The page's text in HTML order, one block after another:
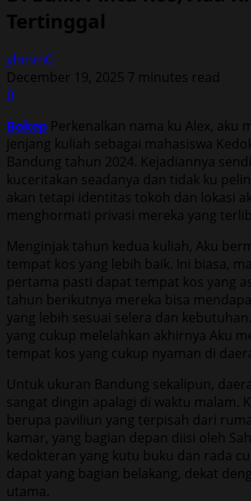
Tertinggal
yhmm0
December 19, 2025 7 minutes read
0
Bokep Perkenalkan nama ku Alex, aku
jenjang kuliah sebagai mahasiswa
Bandung tahun 2024. Kejadiannya
kuceritakan seadanya dan tidak ku
akan tetapi identitas tokoh dan lokasi
menghormati privasi mereka yang
Menginjak tahun kedua kuliah, Aku
tempat kos yang lebih baik. Ini biasa,
pertama pasti dapat tempat kos yang
tahun berikutnya mereka bisa
yang lebih sesuai selera dan
yang cukup melelahkan akhirnya Aku
tempat kos yang cukup nyaman di
Untuk ukuran Bandung sekalipun,
sangat dingin apalagi di waktu malam.
berupa paviliun yang terpisah dari
kamar, yang bagian depan diisi oleh
kedokteran yang kutu buku dan rada
dapat yang bagian belakang, dekat
utama.